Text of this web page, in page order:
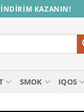
İNDİRİM KAZANIN!
SMOK IQOS